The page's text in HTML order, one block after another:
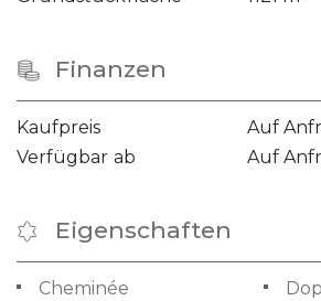
Finanzen
Kaufpreis
Auf
Verfügbar ab
Auf
Eigenschaften
Cheminée